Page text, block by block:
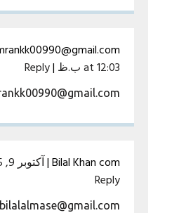
at 12:03 ب.ظ
|
Reply
Bilal Khan com
|آکتوبر 9, 2025 at 4:39 ب.ظ
Reply